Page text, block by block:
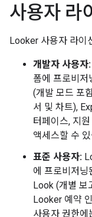
사용자 라
Looker 사용자 라이
개발자 사용자:
폼에 프로비
(개발 모드 포
서 및 차트),
터페이스, 지
액세스할 수
표준 사용자:
에 프로비저닝
Look (개별 보
Looker 예약
사용자 권한에